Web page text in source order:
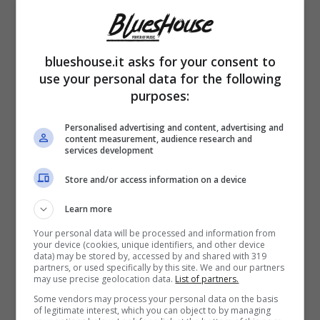
Marracash è tornato a fare nuova musica ed
ha presentato il suo nuovo singolo dal titolo
“Respira”. Una canzone di Salmo, Noyz
Narcos e Marracash,un testo forte che già
dalla prima lettura o anche dal primo ascolto
non lascia alcun dubbio. In questa canzone
si affrontano temi concreti e su cui ogni
giorno ci si scaglia:dalla sopravvivenza,
alla resilienza ma anche alle dure realtà
blueshouse.it asks for your consent to
use your personal data for the following
purposes:
Personalised advertising and content, advertising and
content measurement, audience research and
services development
Store and/or access information on a device
Learn more
Your personal data will be processed and information from
your device (cookies, unique identifiers, and other device
data) may be stored by, accessed by and shared with 319
partners, or used specifically by this site. We and our partners
may use precise geolocation data. List of partners.
Some vendors may process your personal data on the basis
of legitimate interest, which you can object to by managing